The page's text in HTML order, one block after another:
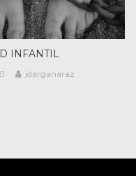
INFANTIL
jdarganaraz